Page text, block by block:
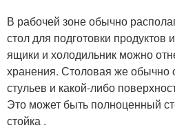
В рабочей зоне обычно
стол для подготовки
ящики и холодильник можно
хранения. Столовая же обычно
стульев и какой-либо
Это может быть полноценный
стойка .